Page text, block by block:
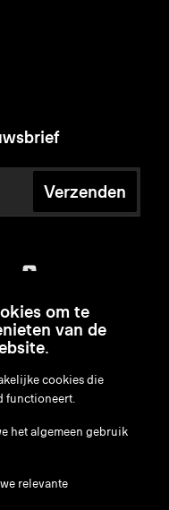
Verzenden
om te
van de
cookies die
functioneert.
het algemeen gebruik
relevante